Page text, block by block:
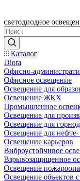
светодиодное
Каталог
Diora
Офисно-
Офисное освещение
Освещение для
Освещение ЖКХ
Промышленное
Освещение для
Освещение для
Освещение для
Освещение карьеров
Виброустойчивое
Взрывозащищенное
Освещение
Освещение объектов